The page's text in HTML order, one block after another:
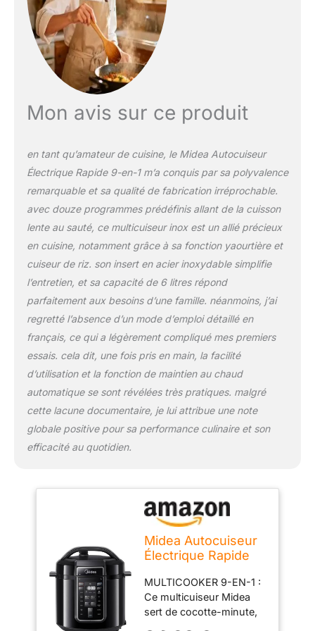
haricots, le porridge et
bien d'autres encore en
quelques étapes.
SÉCURITÉ
multicuiseur assure une
protections contre la
surchauffe, un
relâchement
automatique de la
pression, un verrouillage
sécurisé du couvercle,
etc. MINUTEUR
INTELLIGENT : La
fonction de démarrage
différé jusqu’à 24 heures
programmer vos recettes
à l'avance et de savourer
des plats chauds quand
vous le souhaitez.
COMPLETS : Livré avec 6
accessoires pratiques :
une cuillère, une louche,
d’alimentation.
GARANTIE DEUX ANS :
Bénéficiez d’un service
et d’une garantie de 2
ans. N’hésitez pas à
nous contacter pour
toute question.
Mon avis sur ce produit
en tant qu’amateur de cuisine, le Midea Autocuiseur
Électrique Rapide 9-en-1 m’a conquis par sa polyvalence
remarquable et sa qualité de fabrication irréprochable.
avec douze programmes prédéfinis allant de la cuisson
lente au sauté, ce multicuiseur inox est un allié précieux
en cuisine, notamment grâce à sa fonction yaourtière et
cuiseur de riz. son insert en acier inoxydable simplifie
l’entretien, et sa capacité de 6 litres répond
parfaitement aux besoins d’une famille. néanmoins, j’ai
regretté l’absence d’un mode d’emploi détaillé en
français, ce qui a légèrement compliqué mes premiers
essais. cela dit, une fois pris en main, la facilité
d’utilisation et la fonction de maintien au chaud
automatique se sont révélées très pratiques. malgré
cette lacune documentaire, je lui attribue une note
globale positive pour sa performance culinaire et son
efficacité au quotidien.
Midea Autocuiseur
Électrique Rapide
Programmes
Prédéfinis,
Multicuiseur Inox
MULTICOOKER 9-EN-1 :
Ce multicuiseur Midea
sert de cocotte-minute,